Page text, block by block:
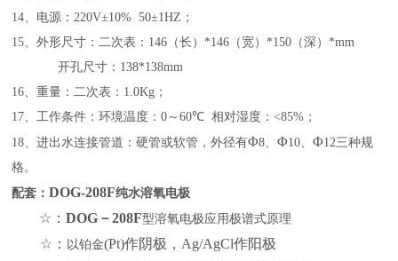
14、电源：220V±10% 50±1HZ ；
15、外形尺寸：二次表： 146 （长） *146 （宽） *150 （深） *mm
开孔尺寸： 138*138mm
16、重量：二次表： 1.0Kg ；
17、工作条件：环境温度：0 ～60℃ 相对湿度：<85% ；
18、进出水连接管道：硬管或软管，外径有Φ8、Φ10、Φ12三种规
格。
配套：DOG-208F纯水溶氧电极
☆：DOG－208F型溶氧电极应用极谱式原理
☆： 以铂金(Pt)作阴极，Ag/AgCl作阳极